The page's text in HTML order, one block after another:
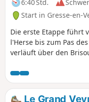
6:40 Std.
Schwer
Start in Gresse-en-
Die erste Etappe führt
l'Herse bis zum Pas
verläuft über den
genießen kann. Der
beträgt mehr als 1000
Schönheit der
Le Grand